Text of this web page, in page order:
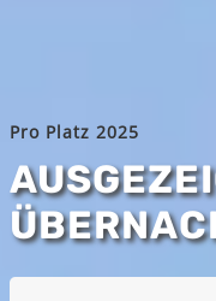
Pro Platz 2025